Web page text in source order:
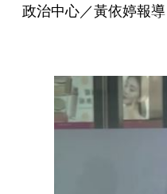
政治中心／黃依婷報導